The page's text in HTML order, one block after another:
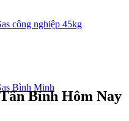
công nghiệp 45kg
Bình Minh
Bình Hôm Nay